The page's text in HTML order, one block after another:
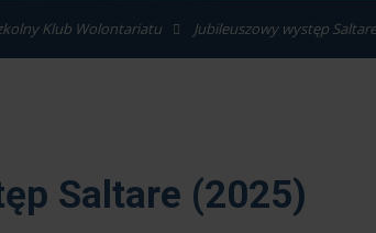
Klub Wolontariatu Jubileuszowy występ
Saltare (2025)